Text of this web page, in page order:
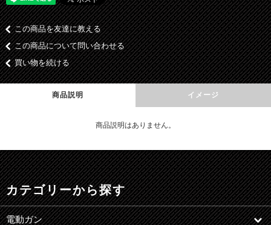
この商品を友達に教える
この商品について問い合わせる
買い物を続ける
商品説明 イメージ
商品説明はありません。
カテゴリーから探す
電動ガン